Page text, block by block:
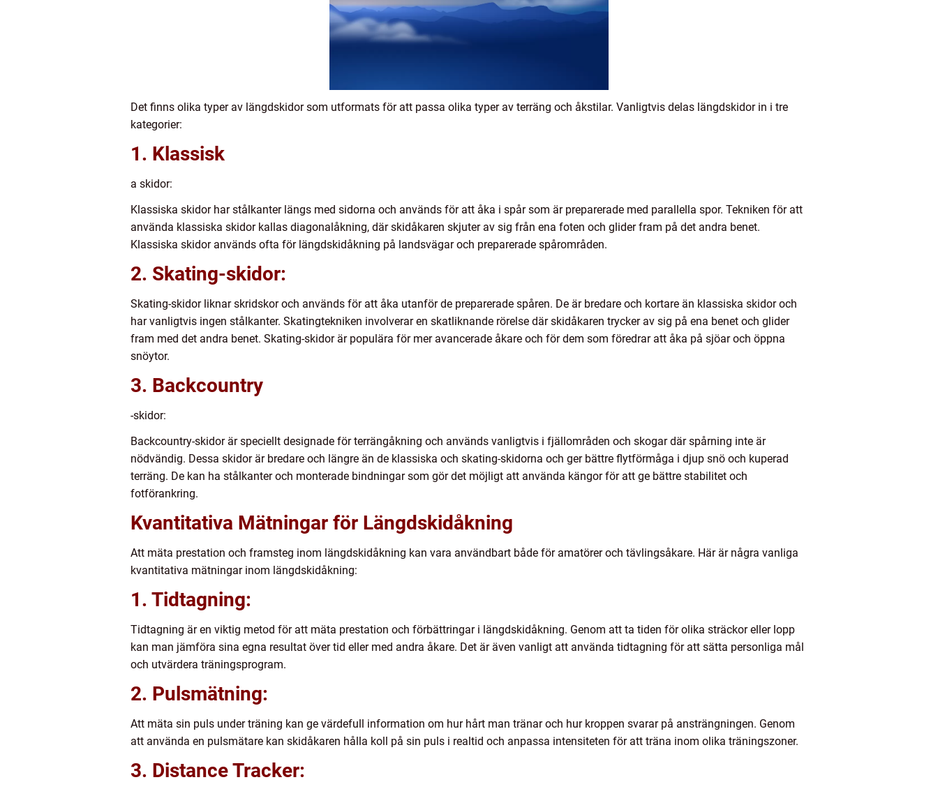
Det finns olika typer av längdskidor som utformats för att passa olika typer av terräng och åkstilar. Vanligtvis delas längdskidor in i tre
kategorier:
1. Klassisk
a skidor:
Klassiska skidor har stålkanter längs med sidorna och används för att åka i spår som är preparerade med parallella spor. Tekniken för att
använda klassiska skidor kallas diagonalåkning, där skidåkaren skjuter av sig från ena foten och glider fram på det andra benet.
Klassiska skidor används ofta för längdskidåkning på landsvägar och preparerade spårområden.
2. Skating-skidor:
Skating-skidor liknar skridskor och används för att åka utanför de preparerade spåren. De är bredare och kortare än klassiska skidor och
har vanligtvis ingen stålkanter. Skatingtekniken involverar en skatliknande rörelse där skidåkaren trycker av sig på ena benet och glider
fram med det andra benet. Skating-skidor är populära för mer avancerade åkare och för dem som föredrar att åka på sjöar och öppna
snöytor.
3. Backcountry
-skidor:
Backcountry-skidor är speciellt designade för terrängåkning och används vanligtvis i fjällområden och skogar där spårning inte är
nödvändig. Dessa skidor är bredare och längre än de klassiska och skating-skidorna och ger bättre flytförmåga i djup snö och kuperad
terräng. De kan ha stålkanter och monterade bindningar som gör det möjligt att använda kängor för att ge bättre stabilitet och
fotförankring.
Kvantitativa Mätningar för Längdskidåkning
Att mäta prestation och framsteg inom längdskidåkning kan vara användbart både för amatörer och tävlingsåkare. Här är några vanliga
kvantitativa mätningar inom längdskidåkning:
1. Tidtagning:
Tidtagning är en viktig metod för att mäta prestation och förbättringar i längdskidåkning. Genom att ta tiden för olika sträckor eller lopp
kan man jämföra sina egna resultat över tid eller med andra åkare. Det är även vanligt att använda tidtagning för att sätta personliga mål
och utvärdera träningsprogram.
2. Pulsmätning:
Att mäta sin puls under träning kan ge värdefull information om hur hårt man tränar och hur kroppen svarar på ansträngningen. Genom
att använda en pulsmätare kan skidåkaren hålla koll på sin puls i realtid och anpassa intensiteten för att träna inom olika träningszoner.
3. Distance Tracker: